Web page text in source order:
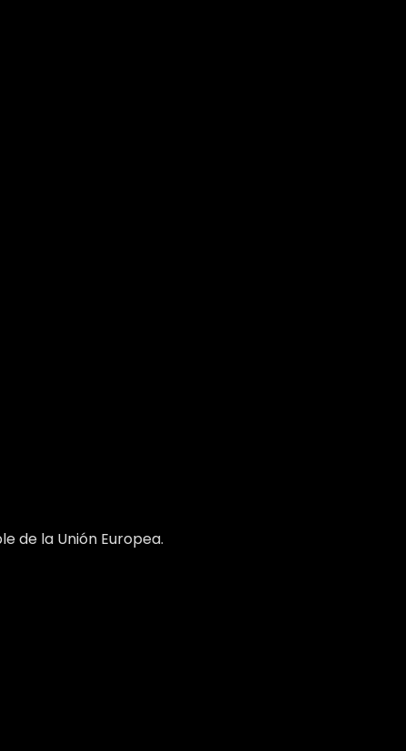
de la Unión Europea.